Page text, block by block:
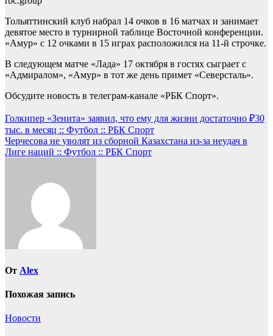
Тольяттинский клуб набрал 14 очков в 16 матчах и занимает
девятое место в турнирной таблице Восточной конференции.
«Амур» с 12 очками в 15 играх расположился на 11-й строчке.
В следующем матче «Лада» 17 октября в гостях сыграет с
«Адмиралом», «Амур» в тот же день примет «Северсталь».
Обсудите новость в телеграм-канале «РБК Спорт».
Навигация
по
записям
Голкипер «Зенита» заявил, что ему для жизни достаточно ₽30
тыс. в месяц :: Футбол :: РБК Спорт
Черчесова не уволят из сборной Казахстана из-за неудач в
Лиге наций :: Футбол :: РБК Спорт
От Alex
Похожая запись
Новости